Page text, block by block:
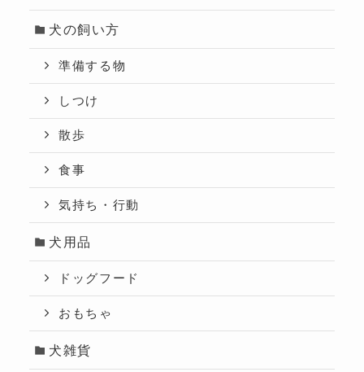
犬の飼い方
準備する物
しつけ
散歩
食事
気持ち・行動
犬用品
ドッグフード
おもちゃ
犬雑貨